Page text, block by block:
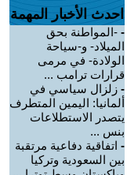
احدث الأخبار المهمة
- -المواطنة بحق
الميلاد- و-سياحة
الولادة- في مرمى
قرارات ترامب ...
- زلزال سياسي في
ألمانيا: اليمين المتطرف
يتصدر الاستطلاعات
بنس ...
- اتفاقية دفاعية مرتقبة
بين السعودية وتركيا